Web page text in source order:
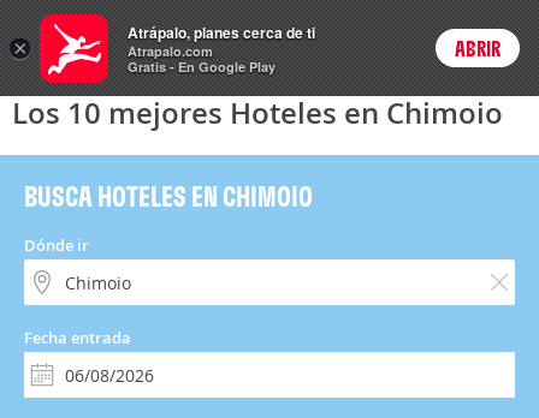
Hoteles Login
Los 10 mejores Hoteles en Chimoio
BUSCA HOTELES EN CHIMOIO
Dónde ir
Fecha entrada
×
Atrápalo, planes cerca de ti
Atrapalo.com
Gratis - En Google Play
ABRIR